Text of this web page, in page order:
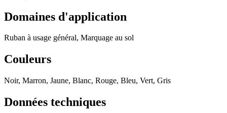
Domaines d'application
Ruban à usage général, Marquage au sol
Couleurs
Noir, Marron, Jaune, Blanc, Rouge, Bleu, Vert, Gris
Données techniques